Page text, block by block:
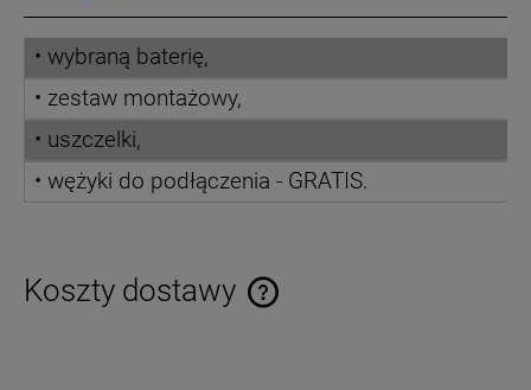
• wybraną baterię,
• zestaw montażowy,
• uszczelki,
• wężyki do podłączenia - GRATIS.
Koszty dostawy
Cena nie zawiera ewentualnych kosztów płatności